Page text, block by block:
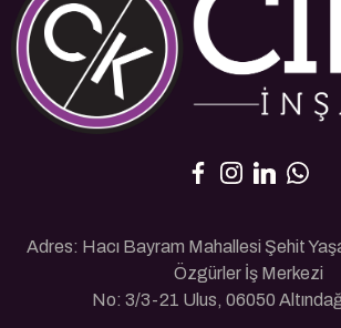
Adres: Hacı Bayram Mahallesi Şehit
Özgürler İş Merkezi
No: 3/3-21 Ulus, 06050